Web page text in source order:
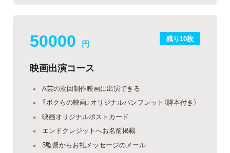
残り10枚
50000 円
映画出演コース
A芸の次回制作映画に出演できる
『ボクらの映画』オリジナルパンフレット（脚本付き）
映画オリジナルポストカード
エンドクレジットへお名前掲載
3監督からお礼メッセージのメール